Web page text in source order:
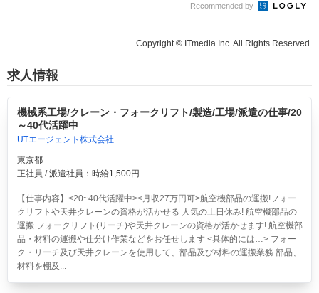
Recommended by
Copyright © ITmedia Inc. All Rights Reserved.
求人情報
機械系工場/クレーン・フォークリフト/製造/工場/派遣の仕事/20
～40代活躍中
UTエージェント株式会社
東京都
正社員 / 派遣社員：時給1,500円
【仕事内容】<20~40代活躍中><月収27万円可>航空機部品の運搬!フォー
クリフトや天井クレーンの資格が活かせる 人気の土日休み!航空機部品の
運搬 フォークリフト(リーチ)や天井クレーンの資格が活かせます! 航空機部
品・材料の運搬や仕分け作業などをお任せします <具体的には…> フォー
ク・リーチ及び天井クレーンを使用して、部品及び材料の運搬業務 部品、
材料を棚及...